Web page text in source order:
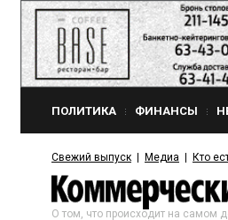
ПОЛИТИКА ФИНАНСЫ
Свежий выпуск Медиа Кто
О том, что происходит на самом